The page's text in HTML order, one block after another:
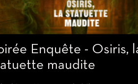
Enquête - Osiris,
maudite